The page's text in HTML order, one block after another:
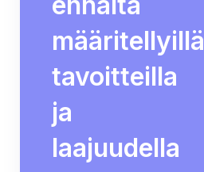
määritellyillä
tavoitteilla
ja
laajuudella